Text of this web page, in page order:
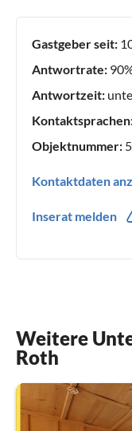
Gastgeber seit:
Antwortrate:
Antwortzeit:
Objektnummer:
Kontaktdaten
Inserat melden
Weitere
Roth